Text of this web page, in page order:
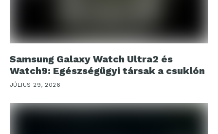
Samsung Galaxy Watch Ultra2 és
Watch9: Egészségügyi társak a csuklón
JÚLIUS 29, 2026